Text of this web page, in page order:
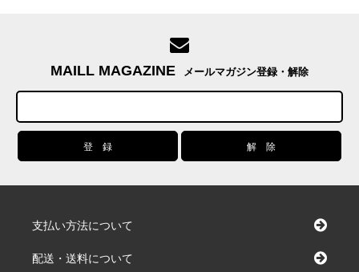
MAILL MAGAZINE メールマガジン登録・解除
支払い方法について
配送・送料について